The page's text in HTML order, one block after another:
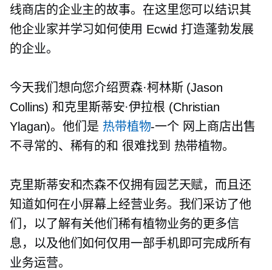
线商店的企业主的故事。在这里您可以结识其
他企业家并学习如何使用 Ecwid 打造蓬勃发展
的企业。
今天我们想向您介绍贾森·柯林斯 (Jason
Collins) 和克里斯蒂安·伊拉根 (Christian
Ylagan)。他们是 热带植物-一个 网上商店出售
不寻常的、稀有的和 很难找到 热带植物。
克里斯蒂安和杰森不仅拥有园艺天赋，而且还
知道如何在小屏幕上经营业务。我们采访了他
们，以了解有关他们稀有植物业务的更多信
息，以及他们如何仅用一部手机即可完成所有
业务运营。